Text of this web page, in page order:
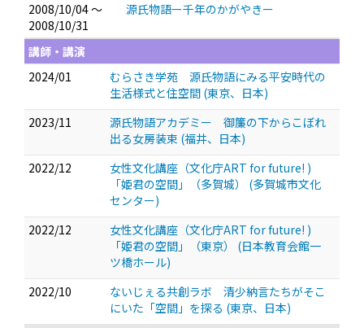
2008/10/04 ～
2008/10/31
源氏物語ー千年のかがやきー
講師・講演
2024/01
むらさき学苑 源氏物語にみる平安時代の
生活様式と住空間 (東京、日本)
2023/11
源氏物語アカデミー 御簾の下からこぼれ
出る女房装束 (福井、日本)
2022/12
女性文化講座（文化庁ART for future! )
「姫君の空間」（多賀城） (多賀城市文化
センター)
2022/12
女性文化講座（文化庁ART for future! )
「姫君の空間」（東京） (日本教育会館一
ツ橋ホール)
2022/10
ないじぇる共創ラボ 清少納言たちがそこ
にいた「空間」を探る (東京、日本)